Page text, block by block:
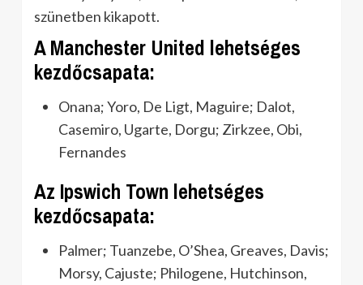
szünetben kikapott.
A Manchester United lehetséges
kezdőcsapata:
Onana; Yoro, De Ligt, Maguire; Dalot,
Casemiro, Ugarte, Dorgu; Zirkzee, Obi,
Fernandes
Az Ipswich Town lehetséges
kezdőcsapata:
Palmer; Tuanzebe, O’Shea, Greaves, Davis;
Morsy, Cajuste; Philogene, Hutchinson,